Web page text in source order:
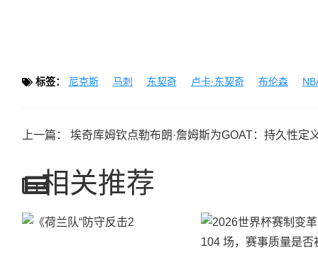
标签： 尼克斯 马刺 东契奇 卢卡·东契奇 布伦森
上一篇： 埃奇库姆钦点勒布朗·詹姆斯为GOAT：持久性定义历史最伟大球
相关推荐